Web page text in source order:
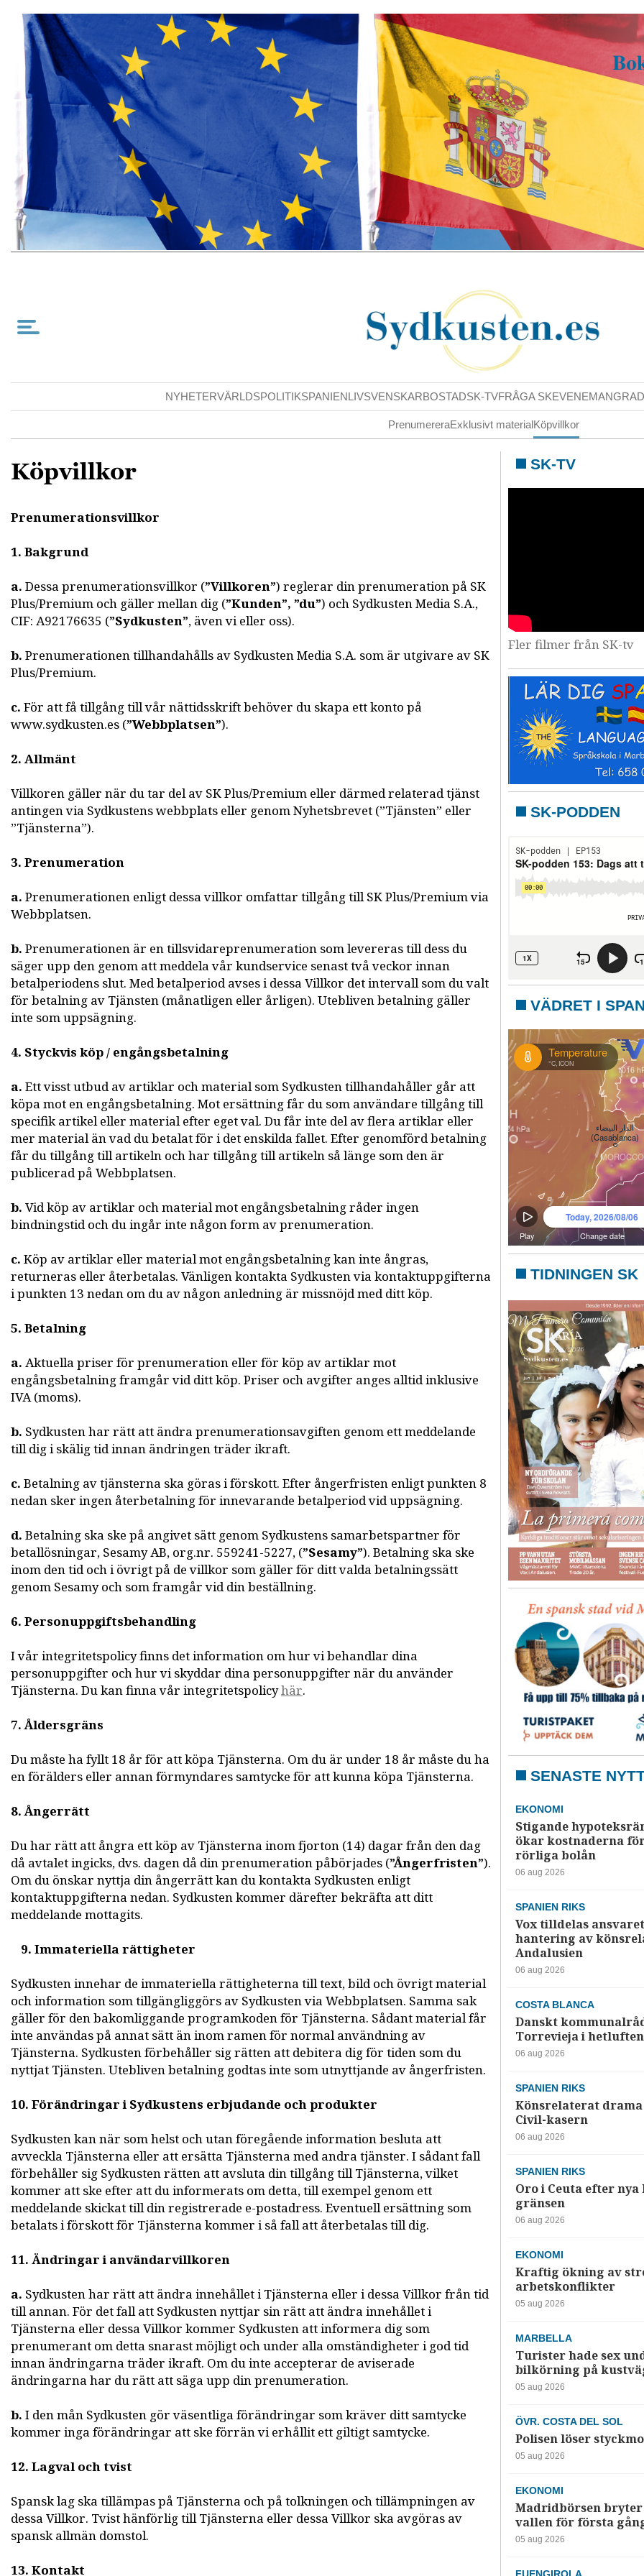
NYHETERVÄRLDSPOLITIKSPANIENLIVSVENSKARBOSTADSK-TVFRÅGA SKEVENEMANG
PrenumereraExklusivt materialKöpvillkor
Köpvillkor
Prenumerationsvillkor
1. Bakgrund
a. Dessa prenumerationsvillkor (”Villkoren”) reglerar din prenumeration på SK
Plus/Premium och gäller mellan dig (”Kunden”, ”du”) och Sydkusten Media S.A.,
CIF: A92176635 (”Sydkusten”, även vi eller oss).
b. Prenumerationen tillhandahålls av Sydkusten Media S.A. som är utgivare av SK
Plus/Premium.
c. För att få tillgång till vår nättidsskrift behöver du skapa ett konto på
www.sydkusten.es (”Webbplatsen”).
2. Allmänt
Villkoren gäller när du tar del av SK Plus/Premium eller därmed relaterad tjänst
antingen via Sydkustens webbplats eller genom Nyhetsbrevet (”Tjänsten” eller
”Tjänsterna”).
3. Prenumeration
a. Prenumerationen enligt dessa villkor omfattar tillgång till SK Plus/Premium via
Webbplatsen.
b. Prenumerationen är en tillsvidareprenumeration som levereras till dess du
säger upp den genom att meddela vår kundservice senast två veckor innan
betalperiodens slut. Med betalperiod avses i dessa Villkor det intervall som du valt
för betalning av Tjänsten (månatligen eller årligen). Utebliven betalning gäller
inte som uppsägning.
4. Styckvis köp / engångsbetalning
a. Ett visst utbud av artiklar och material som Sydkusten tillhandahåller går att
köpa mot en engångsbetalning. Mot ersättning får du som användare tillgång till
specifik artikel eller material efter eget val. Du får inte del av flera artiklar eller
mer material än vad du betalat för i det enskilda fallet. Efter genomförd betalning
får du tillgång till artikeln och har tillgång till artikeln så länge som den är
publicerad på Webbplatsen.
b. Vid köp av artiklar och material mot engångsbetalning råder ingen
bindningstid och du ingår inte någon form av prenumeration.
c. Köp av artiklar eller material mot engångsbetalning kan inte ångras,
returneras eller återbetalas. Vänligen kontakta Sydkusten via kontaktuppgifterna
i punkten 13 nedan om du av någon anledning är missnöjd med ditt köp.
5. Betalning
a. Aktuella priser för prenumeration eller för köp av artiklar mot
engångsbetalning framgår vid ditt köp. Priser och avgifter anges alltid inklusive
IVA (moms).
b. Sydkusten har rätt att ändra prenumerationsavgiften genom ett meddelande
till dig i skälig tid innan ändringen träder ikraft.
c. Betalning av tjänsterna ska göras i förskott. Efter ångerfristen enligt punkten 8
nedan sker ingen återbetalning för innevarande betalperiod vid uppsägning.
d. Betalning ska ske på angivet sätt genom Sydkustens samarbetspartner för
betallösningar, Sesamy AB, org.nr. 559241-5227, (”Sesamy”). Betalning ska ske
inom den tid och i övrigt på de villkor som gäller för ditt valda betalningssätt
genom Sesamy och som framgår vid din beställning.
6. Personuppgiftsbehandling
I vår integritetspolicy finns det information om hur vi behandlar dina
personuppgifter och hur vi skyddar dina personuppgifter när du använder
Tjänsterna. Du kan finna vår integritetspolicyhär.
7. Åldersgräns
Du måste ha fyllt 18 år för att köpa Tjänsterna. Om du är under 18 år måste du ha
en förälders eller annan förmyndares samtycke för att kunna köpa Tjänsterna.
8. Ångerrätt
Du har rätt att ångra ett köp av Tjänsterna inom fjorton (14) dagar från den dag
då avtalet ingicks, dvs. dagen då din prenumeration påbörjades (”Ångerfristen”).
Om du önskar nyttja din ångerrätt kan du kontakta Sydkusten enligt
kontaktuppgifterna nedan. Sydkusten kommer därefter bekräfta att ditt
meddelande mottagits.
9. Immateriella rättigheter
Sydkusten innehar de immateriella rättigheterna till text, bild och övrigt material
och information som tillgängliggörs av Sydkusten via Webbplatsen. Samma sak
gäller för den bakomliggande programkoden för Tjänsterna. Sådant material får
inte användas på annat sätt än inom ramen för normal användning av
Tjänsterna. Sydkusten förbehåller sig rätten att debitera dig för tiden som du
nyttjat Tjänsten. Utebliven betalning godtas inte som utnyttjande av ångerfristen.
10. Förändringar i Sydkustens erbjudande och produkter
Sydkusten kan när som helst och utan föregående information besluta att
avveckla Tjänsterna eller att ersätta Tjänsterna med andra tjänster. I sådant fall
förbehåller sig Sydkusten rätten att avsluta din tillgång till Tjänsterna, vilket
kommer att ske efter att du informerats om detta, till exempel genom ett
meddelande skickat till din registrerade e-postadress. Eventuell ersättning som
betalats i förskott för Tjänsterna kommer i så fall att återbetalas till dig.
11. Ändringar i användarvillkoren
a. Sydkusten har rätt att ändra innehållet i Tjänsterna eller i dessa Villkor från tid
till annan. För det fall att Sydkusten nyttjar sin rätt att ändra innehållet i
Tjänsterna eller dessa Villkor kommer Sydkusten att informera dig som
prenumerant om detta snarast möjligt och under alla omständigheter i god tid
innan ändringarna träder ikraft. Om du inte accepterar de aviserade
ändringarna har du rätt att säga upp din prenumeration.
b. I den mån Sydkusten gör väsentliga förändringar som kräver ditt samtycke
kommer inga förändringar att ske förrän vi erhållit ett giltigt samtycke.
12. Lagval och tvist
Spansk lag ska tillämpas på Tjänsterna och på tolkningen och tillämpningen av
dessa Villkor. Tvist hänförlig till Tjänsterna eller dessa Villkor ska avgöras av
spansk allmän domstol.
13. Kontakt
SK-TV
Fler filmer från SK-tv
SK-PODDEN
VÄDRET I
TIDNINGEN SK
SENASTE
EKONOMI
Stigande
ökar kostnaderna
rörliga bolån
06 aug 2026
SPANIEN RIKS
Vox tilldelas
hantering av
Andalusien
06 aug 2026
COSTA BLANCA
Danskt
Torrevieja i hetluften
06 aug 2026
SPANIEN RIKS
Könsrelaterat
Civil-kasern
06 aug 2026
SPANIEN RIKS
Oro i Ceuta efter
gränsen
06 aug 2026
EKONOMI
Kraftig ökning av
arbetskonflikter
05 aug 2026
MARBELLA
Turister hade sex
bilkörning på
05 aug 2026
ÖVR. COSTA DEL SOL
Polisen löser
05 aug 2026
EKONOMI
Madridbörsen bryter
vallen för första
05 aug 2026